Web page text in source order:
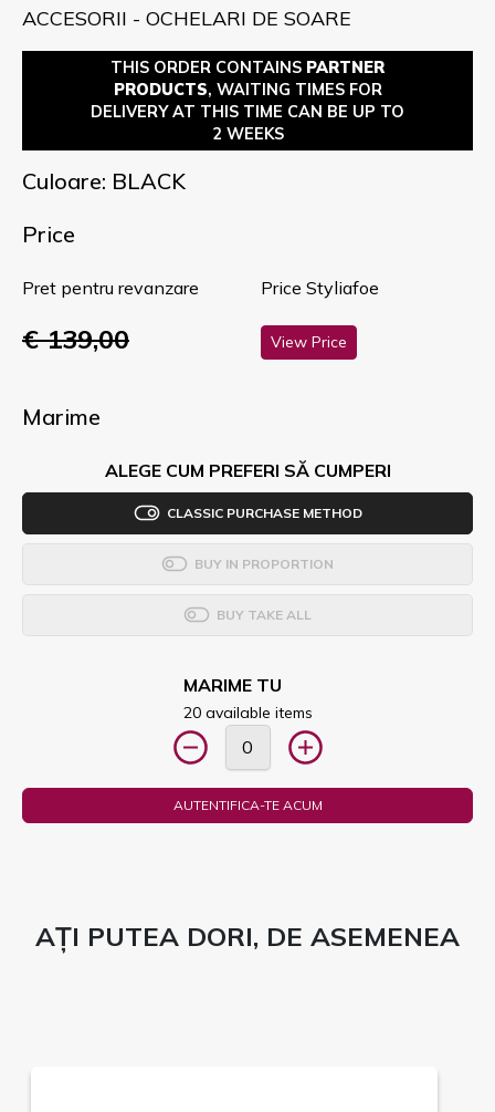
ACCESORII - OCHELARI DE SOARE
THIS ORDER CONTAINS PARTNER
PRODUCTS, WAITING TIMES FOR
DELIVERY AT THIS TIME CAN BE UP TO
2 WEEKS
Culoare: BLACK
Price
Pret pentru revanzare
€ 139,00
Price Styliafoe
View Price
Marime
ALEGE CUM PREFERI SĂ CUMPERI
CLASSIC PURCHASE METHOD
BUY IN PROPORTION
BUY TAKE ALL
MARIME TU
20 available items
AUTENTIFICA-TE ACUM
AȚI PUTEA DORI, DE ASEMENEA